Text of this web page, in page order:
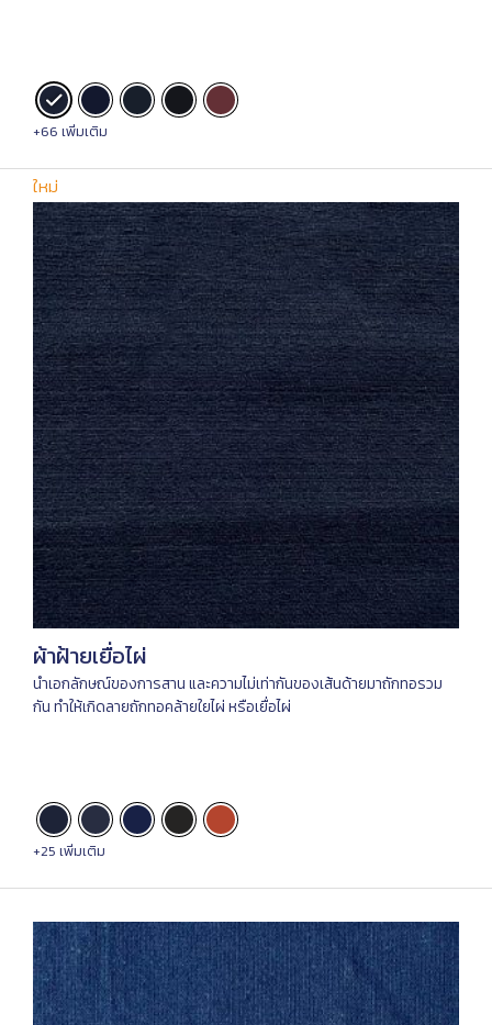
+66 เพิ่มเติม
ใหม่
ผ้าฝ้ายเยื่อไผ่
นำเอกลักษณ์ของการสาน และความไม่เท่ากันของเส้นด้ายมาถักทอรวม
กัน ทำให้เกิดลายถักทอคล้ายใยไผ่ หรือเยื่อไผ่
+25 เพิ่มเติม